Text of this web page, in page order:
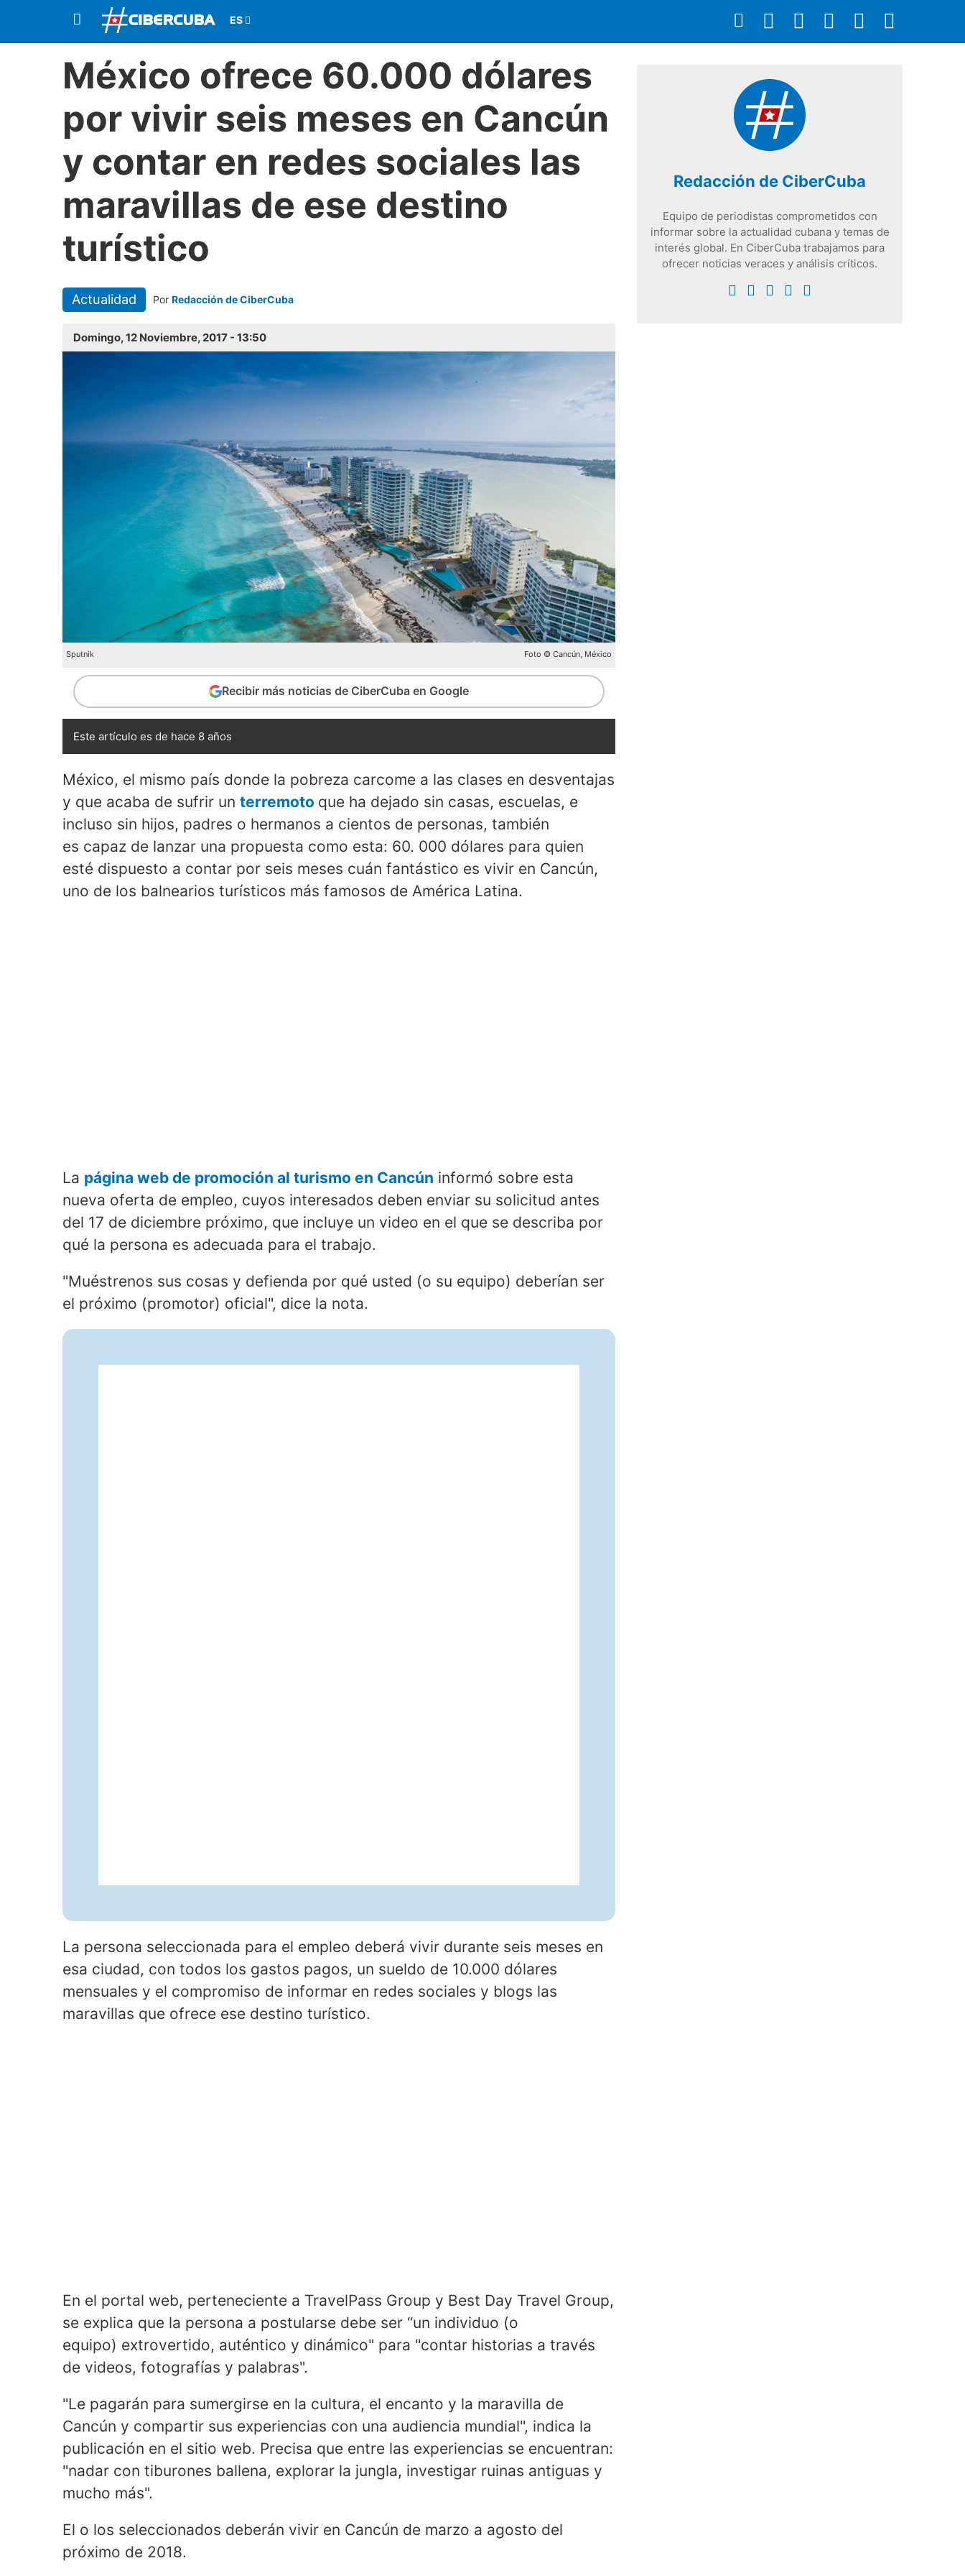
México ofrece 60.000 dólares
por vivir seis meses en Cancún
y contar en redes sociales las
maravillas de ese destino
turístico
Actualidad Por Redacción de CiberCuba
Domingo, 12 Noviembre, 2017 - 13:50
Sputnik Foto © Cancún, México
Recibir más noticias de CiberCuba en Google
Este artículo es de hace 8 años
México, el mismo país donde la pobreza carcome a las clases en desventajas
y que acaba de sufrir un terremoto que ha dejado sin casas, escuelas, e
incluso sin hijos, padres o hermanos a cientos de personas, también
es capaz de lanzar una propuesta como esta: 60. 000 dólares para quien
esté dispuesto a contar por seis meses cuán fantástico es vivir en Cancún,
uno de los balnearios turísticos más famosos de América Latina.
La página web de promoción al turismo en Cancún informó sobre esta
nueva oferta de empleo, cuyos interesados deben enviar su solicitud antes
del 17 de diciembre próximo, que incluye un video en el que se describa por
qué la persona es adecuada para el trabajo.
"Muéstrenos sus cosas y defienda por qué usted (o su equipo) deberían ser
el próximo (promotor) oficial", dice la nota.
La persona seleccionada para el empleo deberá vivir durante seis meses en
esa ciudad, con todos los gastos pagos, un sueldo de 10.000 dólares
mensuales y el compromiso de informar en redes sociales y blogs las
maravillas que ofrece ese destino turístico.
En el portal web, perteneciente a TravelPass Group y Best Day Travel Group,
se explica que la persona a postularse debe ser “un individuo (o
equipo) extrovertido, auténtico y dinámico" para "contar historias a través
de videos, fotografías y palabras".
"Le pagarán para sumergirse en la cultura, el encanto y la maravilla de
Cancún y compartir sus experiencias con una audiencia mundial", indica la
publicación en el sitio web. Precisa que entre las experiencias se encuentran:
"nadar con tiburones ballena, explorar la jungla, investigar ruinas antiguas y
mucho más".
El o los seleccionados deberán vivir en Cancún de marzo a agosto del
próximo de 2018.
Redacción de CiberCuba
Equipo de periodistas comprometidos con
informar sobre la actualidad cubana y temas de
interés global. En CiberCuba trabajamos para
ofrecer noticias veraces y análisis críticos.